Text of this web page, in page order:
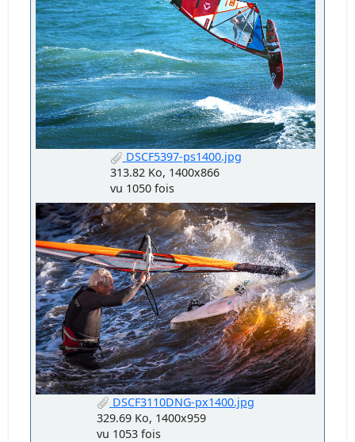
DSCF5397-ps1400.jpg
313.82 Ko, 1400x866
vu 1050 fois
DSCF3110DNG-px1400.jpg
329.69 Ko, 1400x959
vu 1053 fois